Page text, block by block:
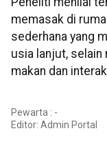
memasak di
sederhana yang
usia lanjut,
makan dan
Pewarta : -
Editor: Admin Portal